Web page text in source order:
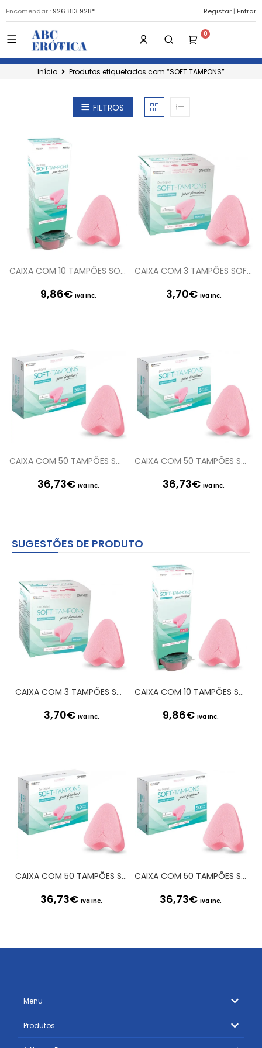
Encomendar : 926 813 928* Registar | Entrar
Início Produtos etiquetados com “SOFT TAMPONS”
FILTROS
CAIXA COM 10 TAMPÕES SOFT-TAMPONS MINI
9,86€ Iva Inc.
CAIXA COM 3 TAMPÕES SOFT-TAMPONS NORMAL
3,70€ Iva Inc.
CAIXA COM 50 TAMPÕES SOFT-TAMPONS MINI
36,73€ Iva Inc.
CAIXA COM 50 TAMPÕES SOFT-TAMPONS NORMAL
36,73€ Iva Inc.
SUGESTÕES DE PRODUTO
CAIXA COM 3 TAMPÕES SOFT-TAMPONS NORMAL
3,70€ Iva Inc.
CAIXA COM 10 TAMPÕES SOFT-TAMPONS MINI
9,86€ Iva Inc.
CAIXA COM 50 TAMPÕES SOFT-TAMPONS MINI
36,73€ Iva Inc.
CAIXA COM 50 TAMPÕES SOFT-TAMPONS NORMAL
36,73€ Iva Inc.
Menu
Produtos